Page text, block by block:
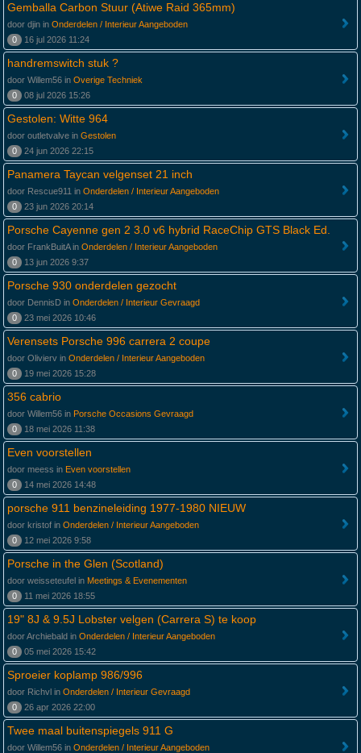
Gemballa Carbon Stuur (Atiwe Raid 365mm)
door djin in Onderdelen / Interieur Aangeboden
0
16 jul 2026 11:24
handremswitch stuk ?
door Willem56 in Overige Techniek
0
08 jul 2026 15:26
Gestolen: Witte 964
door outletvalve in Gestolen
0
24 jun 2026 22:15
Panamera Taycan velgenset 21 inch
door Rescue911 in Onderdelen / Interieur Aangeboden
0
23 jun 2026 20:14
Porsche Cayenne gen 2 3.0 v6 hybrid RaceChip GTS Black Ed.
door FrankBuitA in Onderdelen / Interieur Aangeboden
0
13 jun 2026 9:37
Porsche 930 onderdelen gezocht
door DennisD in Onderdelen / Interieur Gevraagd
0
23 mei 2026 10:46
Verensets Porsche 996 carrera 2 coupe
door Olivierv in Onderdelen / Interieur Aangeboden
0
19 mei 2026 15:28
356 cabrio
door Willem56 in Porsche Occasions Gevraagd
0
18 mei 2026 11:38
Even voorstellen
door meess in Even voorstellen
0
14 mei 2026 14:48
porsche 911 benzineleiding 1977-1980 NIEUW
door kristof in Onderdelen / Interieur Aangeboden
0
12 mei 2026 9:58
Porsche in the Glen (Scotland)
door weisseteufel in Meetings & Evenementen
0
11 mei 2026 18:55
19" 8J & 9.5J Lobster velgen (Carrera S) te koop
door Archiebald in Onderdelen / Interieur Aangeboden
0
05 mei 2026 15:42
Sproeier koplamp 986/996
door Richvl in Onderdelen / Interieur Gevraagd
0
26 apr 2026 22:00
Twee maal buitenspiegels 911 G
door Willem56 in Onderdelen / Interieur Aangeboden